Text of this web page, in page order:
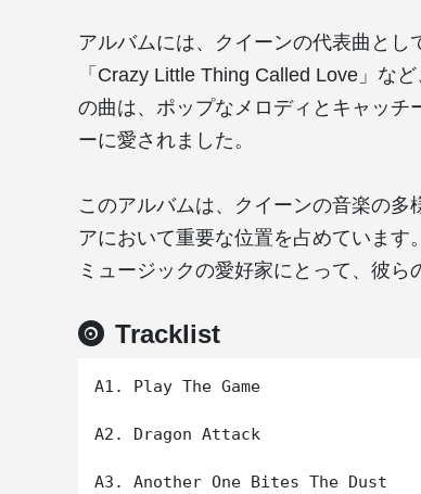
アルバムには、クイーンの代表曲と
「Crazy Little Thing Called Love」な
の曲は、ポップなメロディとキャッ
ーに愛されました。
このアルバムは、クイーンの音楽の多
アにおいて重要な位置を占めています
ミュージックの愛好家にとって、彼ら
Tracklist
A1. Play The Game
A2. Dragon Attack
A3. Another One Bites The Dust